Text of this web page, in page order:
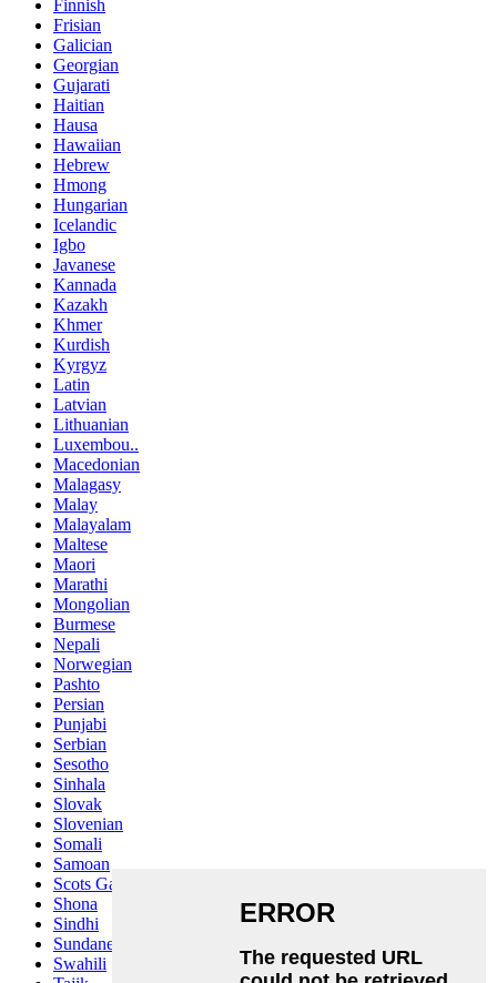
Finnish
Frisian
Galician
Georgian
Gujarati
Haitian
Hausa
Hawaiian
Hebrew
Hmong
Hungarian
Icelandic
Igbo
Javanese
Kannada
Kazakh
Khmer
Kurdish
Kyrgyz
Latin
Latvian
Lithuanian
Luxembou..
Macedonian
Malagasy
Malay
Malayalam
Maltese
Maori
Marathi
Mongolian
Burmese
Nepali
Norwegian
Pashto
Persian
Punjabi
Serbian
Sesotho
Sinhala
Slovak
Slovenian
Somali
Samoan
Scots Gaelic
Shona
Sindhi
Sundanese
Swahili